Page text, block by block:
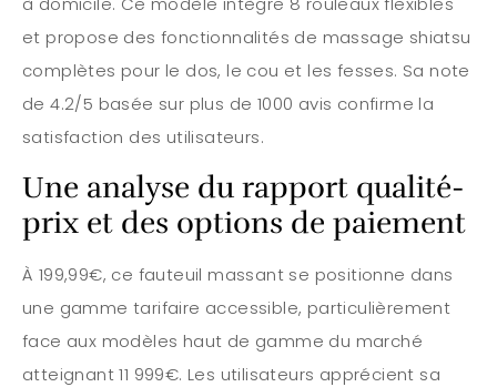
et propose des fonctionnalités de massage shiatsu
complètes pour le dos, le cou et les fesses. Sa note
de 4.2/5 basée sur plus de 1000 avis confirme la
satisfaction des utilisateurs.
Une analyse du rapport qualité-
prix et des options de paiement
À 199,99€, ce fauteuil massant se positionne dans
une gamme tarifaire accessible, particulièrement
face aux modèles haut de gamme du marché
atteignant 11 999€. Les utilisateurs apprécient sa